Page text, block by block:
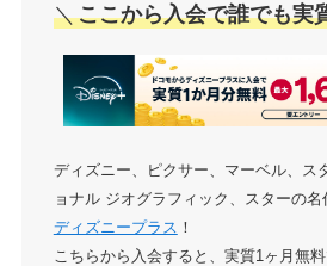
＼ここから入会で誰でも実
ディズニー、ピクサー、マーベル、ス
ョナル ジオグラフィック、スターの
ディズニープラス ！
こちらから入会すると、実質1ヶ月無